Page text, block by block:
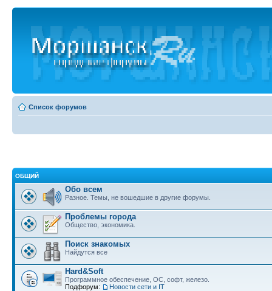
Список форумов
ОБЩИЙ
Обо всем
Разное. Темы, не вошедшие в другие форумы.
Проблемы города
Общество, экономика.
Поиск знакомых
Найдутся все
Hard&Soft
Программное обеспечение, ОС, софт, железо.
Подфорум:
Новости сети и IT